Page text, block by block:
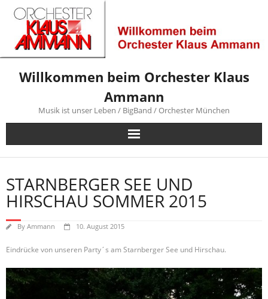
Willkommen beim Orchester Klaus
Ammann
Musik ist unser Leben / BigBand / Orchester München
STARNBERGER SEE UND
HIRSCHAU SOMMER 2015
By Ammann 10. August 2015
Eindrücke von unseren Party´s am Starnberger See und Hirschau.